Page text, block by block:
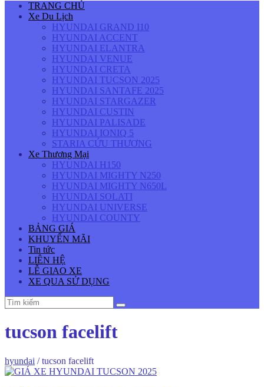
TRANG CHỦ
Xe Du Lịch
HYUNDAI GRAND I10
HYUNDAI ACCENT
HYUNDAI ELANTRA
HYUNDAI VENUE
HYUNDAI CRETA
HYUNDAI TUCSON 2025
HYUNDAI SANTAFE 2025
HYUNDAI STARGAZER
HYUNDAI CUSTIN
HYUNDAI PALISADE
HYUNDAI IONIQ 5
STARIA CỨU THƯƠNG
Xe Thương Mại
HYUNDAI H150
HYUNDAI MIGHTY N250
HYUNDAI MIGHTY N650L
HYUNDAI SOLATI
HYUNDAI UNIVERSE
HYUNDAI COUNTY
BẢNG GIÁ
KHUYẾN MÃI
Tin tức
LIÊN HỆ
LỄ GIAO XE
XE QUA SỬ DỤNG
tucson facelift
hyundai /tucson facelift